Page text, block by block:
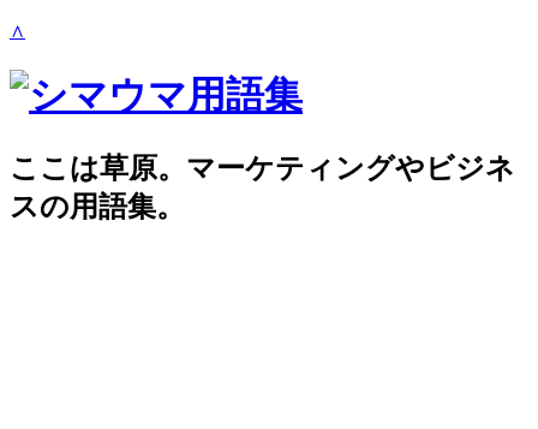
∧
ここは草原。マーケティングやビジネ
スの用語集。